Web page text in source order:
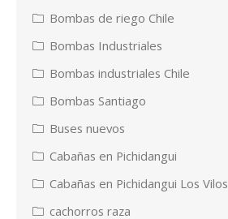
Bombas de riego Chile
Bombas Industriales
Bombas industriales Chile
Bombas Santiago
Buses nuevos
Cabañas en Pichidangui
Cabañas en Pichidangui Los Vilos
cachorros raza